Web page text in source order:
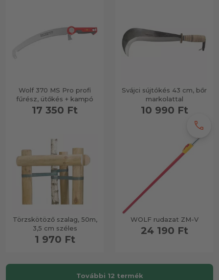
Wolf 370 MS Pro profi
fűrész, ütőkés + kampó
17 350 Ft
Svájci sújtókés 43 cm, bőr
markolattal
10 990 Ft
Törzskötöző szalag, 50m,
3,5 cm széles
1 970 Ft
WOLF rudazat ZM-V
24 190 Ft
További 12 termék
call